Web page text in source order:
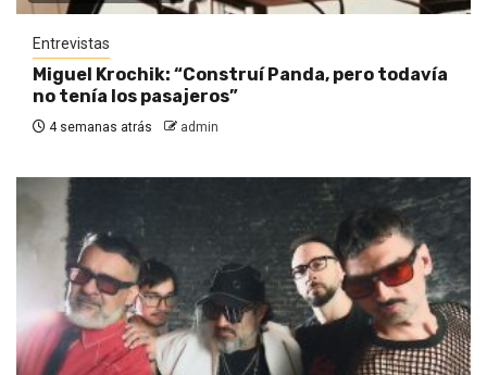
Entrevistas
Miguel Krochik: “Construí Panda, pero todavía
no tenía los pasajeros”
4 semanas atrás admin